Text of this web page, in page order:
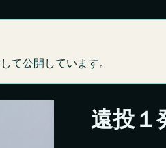
て公開しています。
遠投